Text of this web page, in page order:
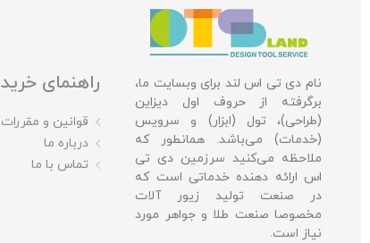
نام دی تی اس لند برای وبسایت ما،
برگرفته از حروف اول دیزاین
(طراحی)، تول (ابزار) و سرویس
(خدمات) می‌باشد. همانطور که
ملاحظه می‌کنید سرزمین دی تی
اس ارائه دهنده خدماتی است که
در صنعت تولید زیور آلات
مخصوصا صنعت طلا و جواهر مورد
نیاز است.
راهنمای خرید
قوانین و مقررات
درباره ما
تماس با ما